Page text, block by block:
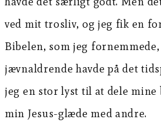
ved mit trosliv, og jeg fik en
Bibelen, som jeg
jævnaldrende havde på det
jeg en stor lyst til at dele mine
min Jesus-glæde med andre.